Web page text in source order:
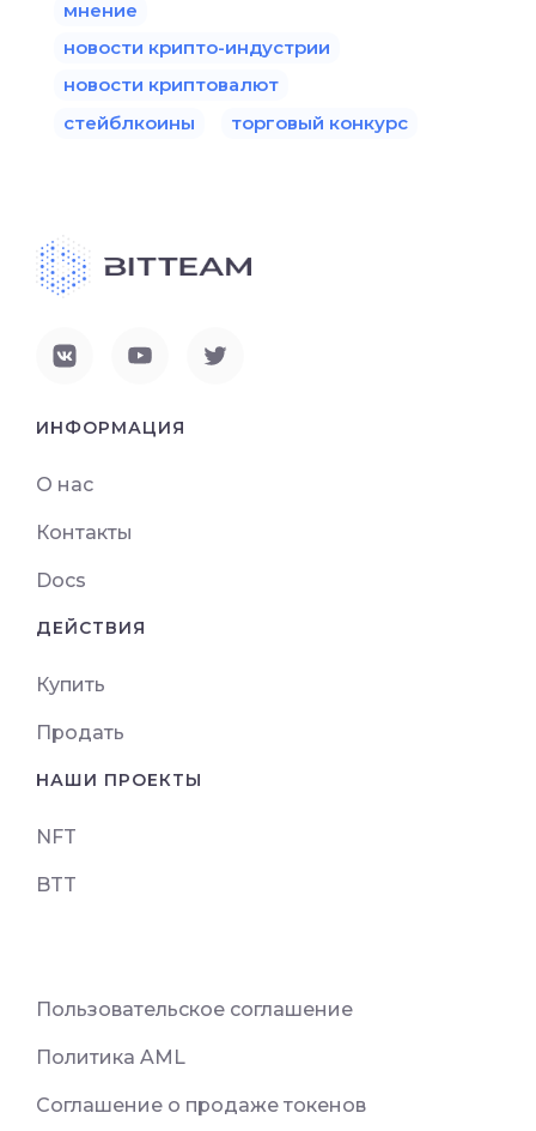
мнение
новости крипто-индустрии
новости криптовалют
стейблкоины
торговый конкурс
ИНФОРМАЦИЯ
О нас
Контакты
Docs
ДЕЙСТВИЯ
Купить
Продать
НАШИ ПРОЕКТЫ
NFT
BTT
Пользовательское соглашение
Политика AML
Соглашение о продаже токенов